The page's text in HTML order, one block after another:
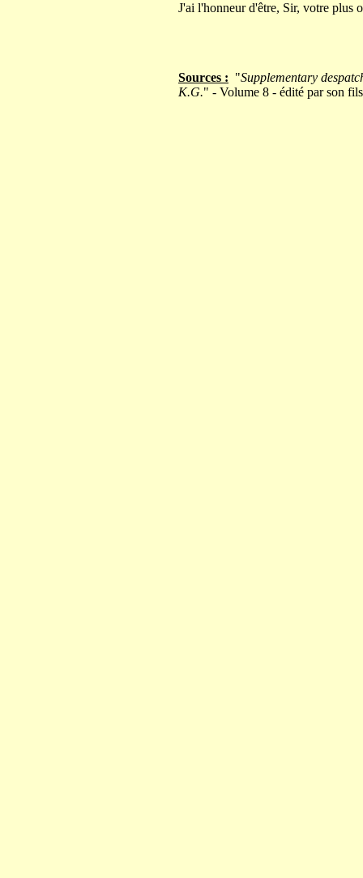
J'ai l'honneur d'être, Sir, votre plus
Sources : "Supplementary
K.G." - Volume 8 - édité par son